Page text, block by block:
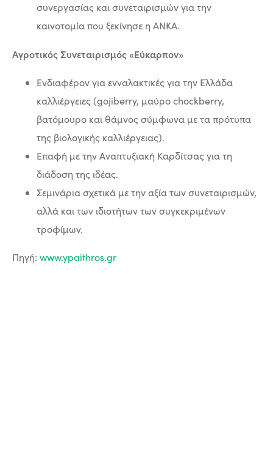
συνεργασίας και συνεταιρισμών για την
καινοτομία που ξεκίνησε η ANKA.
Αγροτικός Συνεταιρισμός «Εύκαρπον»
Ενδιαφέρον για ενναλακτικές για την Ελλάδα
καλλιέργειες (gojiberry, μαύρο chockberry,
βατόμουρο και θάμνος σύμφωνα με τα πρότυπα
της βιολογικής καλλιέργειας).
Επαφή με την Αναπτυξιακή Καρδίτσας για τη
διάδοση της ιδέας.
Σεμινάρια σχετικά με την αξία των συνεταιρισμών,
αλλά και των ιδιοτήτων των συγκεκριμένων
τροφίμων.
Πηγή: www.ypaithros.gr